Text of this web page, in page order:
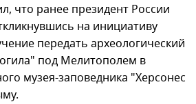
что ранее президент России
на инициативу
передать археологический
под Мелитополем в
музея-заповедника "Херсонес